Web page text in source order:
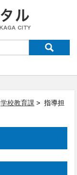
学校教育課 > 指導担